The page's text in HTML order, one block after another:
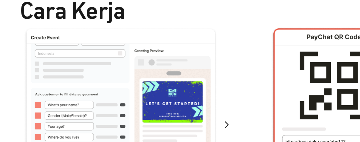
Cara Kerja